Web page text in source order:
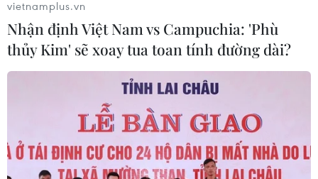
Hà Nội nằm trong
nhóm 10 thành phố hàng đầu thế
giới về ẩm thực đường phố
Nét quê mộc mạc ở chợ
phường Vị Thanh giữa lòng thành
phố Cần Thơ
vietnamplus.vn
Nhận định Việt Nam vs Campuchia: 'Phù
thủy Kim' sẽ xoay tua toan tính đường dài?